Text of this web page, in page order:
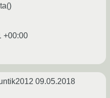
+00:00
09.05.2018